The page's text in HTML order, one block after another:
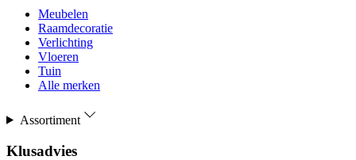
Meubelen
Raamdecoratie
Verlichting
Vloeren
Tuin
Alle merken
Assortiment
Klusadvies